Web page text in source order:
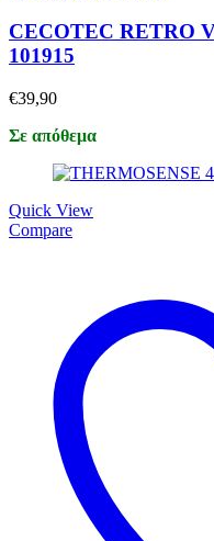
CECOTEC RETRO
101915
€39,90
Σε απόθεμα
Quick View
Compare